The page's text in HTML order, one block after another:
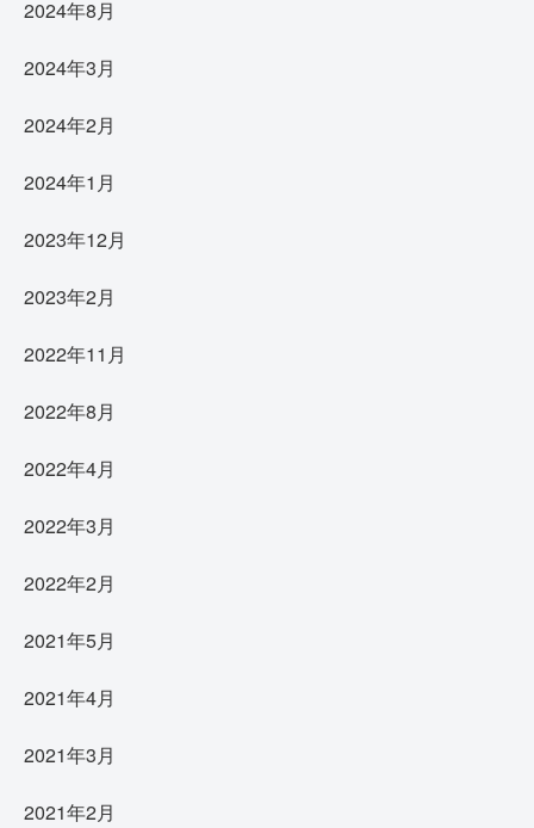
2024年8月
2024年3月
2024年2月
2024年1月
2023年12月
2023年2月
2022年11月
2022年8月
2022年4月
2022年3月
2022年2月
2021年5月
2021年4月
2021年3月
2021年2月